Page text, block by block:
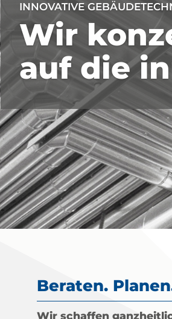
INNOVATIVE
Wir
auf die
Beraten.
Wir schaffen